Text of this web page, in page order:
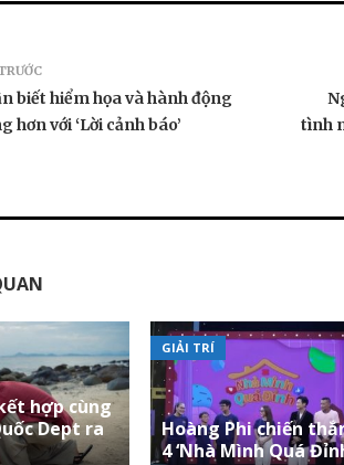
biết hiểm họa và hành động
hơn với ‘Lời cảnh báo’
tình
hợp cùng
Dept ra
GIẢI TRÍ
Hoàng Phi chiến
4 ‘Nhà Mình Quá